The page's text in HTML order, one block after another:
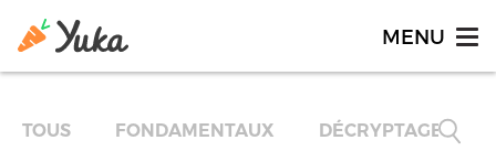
TOUS FONDAMENTAUX DÉCRYPTAGES